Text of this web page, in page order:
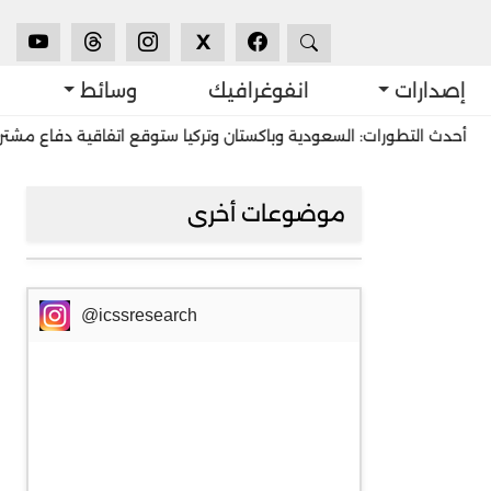
X
إصدارات انفوغرافيك وسائط
التطورات: السعودية وباكستان وتركيا ستوقع اتفاقية دفاع مشترك
موضوعات أخرى
@icssresearch